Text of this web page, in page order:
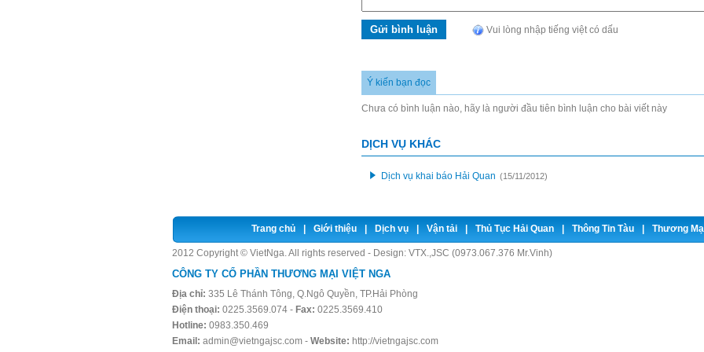
Vui lòng nhập tiếng việt có dấu
Ý kiến bạn đọc
Chưa có bình luận nào, hãy là người đầu tiên bình luận cho bài viết này
DỊCH VỤ KHÁC
Dịch vụ khai báo Hải Quan (15/11/2012)
Trang chủ Giới thiệu Dịch vụ Vận tải Thủ Tục Hải Quan Thông Tin Tàu Thương
2012 Copyright © VietNga. All rights reserved - Design: VTX.,JSC (0973.067.376 Mr.Vinh)
CÔNG TY CỔ PHẦN THƯƠNG MẠI VIỆT NGA
Địa chỉ: 335 Lê Thánh Tông, Q.Ngô Quyền, TP.Hải Phòng
Điện thoại: 0225.3569.074 - Fax: 0225.3569.410
Hotline: 0983.350.469
Email: admin@vietngajsc.com - Website: http://vietngajsc.com